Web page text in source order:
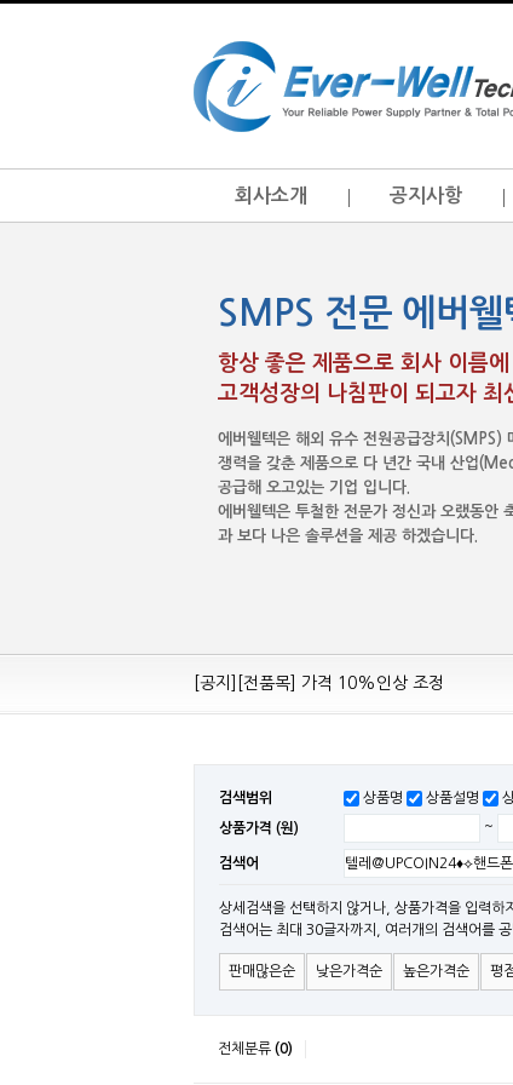
회사소개 공지사항
SMPS 전문 에버웰
항상 좋은 제품으로 회사 이름에
고객성장의 나침판이 되고자 최
에버웰텍은 해외 유수 전원공급장치(SMPS)
쟁력을 갖춘 제품으로 다 년간 국내 산업
공급해 오고있는 기업 입니다.
에버웰텍은 투철한 전문가 정신과 오랬동안
과 보다 나은 솔루션을 제공 하겠습니다.
[공지][Mean Well 제품 전품목] 10% 가격
[공지][전품목] 가격 10%인상 조정
[공지][민웰] 전품목 가격 조정의건
[민웰] RS 모델 출시
[공지]SMPS 저가형 [기획상품] 출시
[공지]12W~300W Medical Adapter"2017
[공지][민웰] [민웰] 인버터 "정현파 / 유사
[공지][민웰] LED 방수형 (CLG / CEN /
검색범위 상품명 상품설명
상품가격 (원) ~
검색어
상세검색을 선택하지 않거나, 상품가격을 입력하
검색어는 최대 30글자까지, 여러개의 검색어를
판매많은순 낮은가격순 높은가격순 평
전체분류 (0)